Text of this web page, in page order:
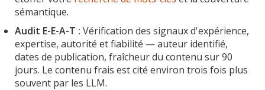
sémantique.
Audit E-E-A-T : Vérification des signaux d'expérience,
expertise, autorité et fiabilité — auteur identifié,
dates de publication, fraîcheur du contenu sur 90
jours. Le contenu frais est cité environ trois fois plus
souvent par les LLM.